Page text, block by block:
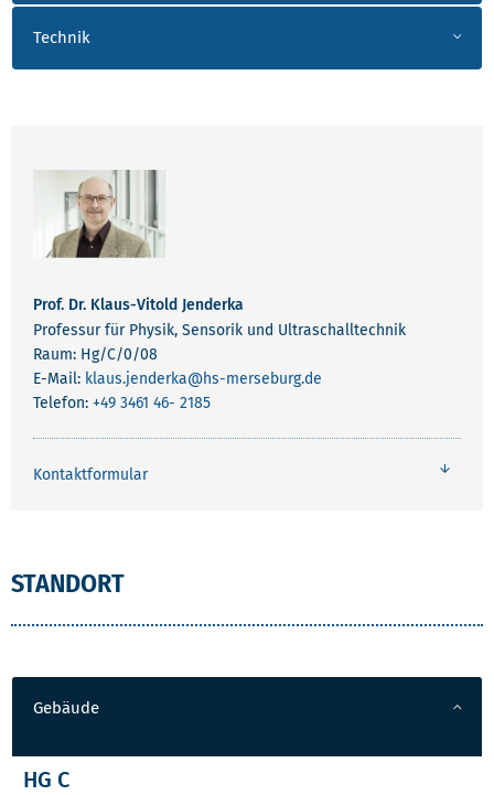
Technik
Prof. Dr. Klaus-Vitold Jenderka
Professur für Physik, Sensorik und Ultraschalltechnik
Raum: Hg/C/0/08
E-Mail: klaus.jenderka@hs-merseburg.de
Telefon: +49 3461 46- 2185
Kontaktformular
STANDORT
Gebäude
HG C